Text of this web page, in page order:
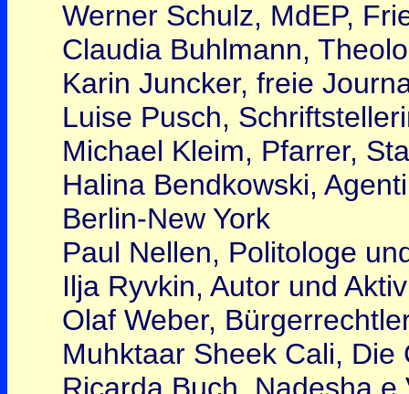
Werner Schulz, MdEP,
Claudia Buhlmann,
Karin Juncker, freie
Luise Pusch,
Michael Kleim, Pfarrer,
Halina Bendkowski,
Berlin-New York
Paul Nellen, Politologe
Ilja Ryvkin, Autor und
Olaf Weber,
Muhktaar Sheek Cali, Die
Ricarda Buch, Nadesha